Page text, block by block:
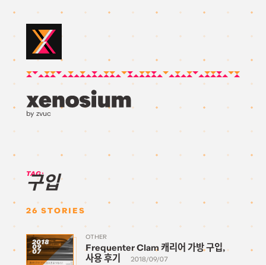
by zvuc
TAG:
구입
26 STORIES
2018
09
07
OTHER
Frequenter Clam 캐리어 가방 구입,
사용 후기
2018/09/07